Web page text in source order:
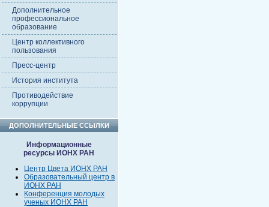
Дополнительное
профессиональное
образование
Центр коллективного
пользования
Пресс-центр
История института
Противодействие
коррупции
ДОПОЛНИТЕЛЬНЫЕ ССЫЛКИ
Информационные
ресурсы ИОНХ РАН
Центр Цвета ИОНХ РАН
Образовательный центр в
ИОНХ РАН
Конференция молодых
ученых ИОНХ РАН